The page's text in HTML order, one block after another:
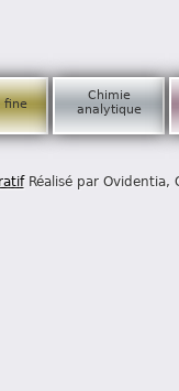
fine
Chimie
analytique
Réalisé par Ovidentia,